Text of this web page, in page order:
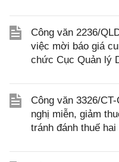
Công văn 2236/
việc mời báo giá
chức Cục Quản lý
Công văn 3326/
nghị miễn, giảm
tránh đánh thuế hai